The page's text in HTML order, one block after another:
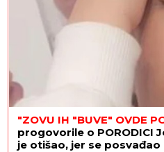
"ZOVU IH "BUVE" OVDE
progovorile o PORODICI
je otišao, jer se